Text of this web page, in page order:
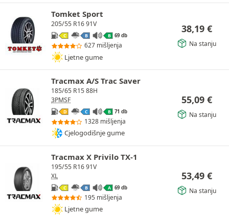
Tomket Sport
205/55 R16 91V
C B B 69 db
627 mišljenja
Ljetne gume
38,19 €
Na stanju
Tracmax A/S Trac Saver
185/65 R15 88H
3PMSF
D C B 71 db
1328 mišljenja
Cjelogodišnje gume
55,09 €
Na stanju
Tracmax X Privilo TX-1
195/55 R16 91V
XL
C B A 69 db
195 mišljenja
Ljetne gume
53,49 €
Na stanju